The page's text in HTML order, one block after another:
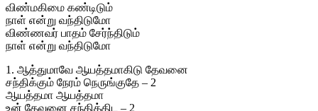
விண்மகிமை கண்டிடும்
நாள் என்று வந்திடுமோ
விண்ணவர் பாதம் சேர்ந்திடும்
நாள் என்று வந்திடுமோ
1. ஆத்துமாவே ஆயத்தமாகிடு தேவனை
சந்திக்கும் நேரம் நெருங்குதே – 2
ஆயத்தமா ஆயத்தமா
உன் தேவனை சந்தித்திட – 2